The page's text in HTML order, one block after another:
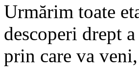
Urmărim toate
descoperi drept
prin care va